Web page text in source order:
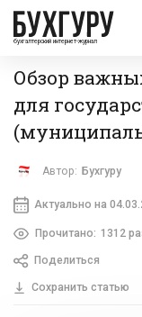
бухгалтерский интернет-журнал
Обзор
для
Автор: Бухгуру
Актуально на
Прочитано: 1312
Поделиться
Сохранить статью